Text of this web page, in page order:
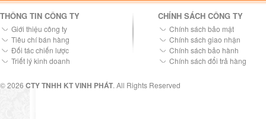
THÔNG TIN CÔNG TY
Giới thiệu công ty
Tiêu chí bán hàng
Đối tác chiến lược
Triết lý kinh doanh
CHÍNH SÁCH CÔNG TY
Chính sách bảo mật
Chính sách giao nhận
Chính sách bảo hành
Chính sách đổi trả hàng
© 2026 CTY TNHH KT VINH PHÁT. All Rights Reserved